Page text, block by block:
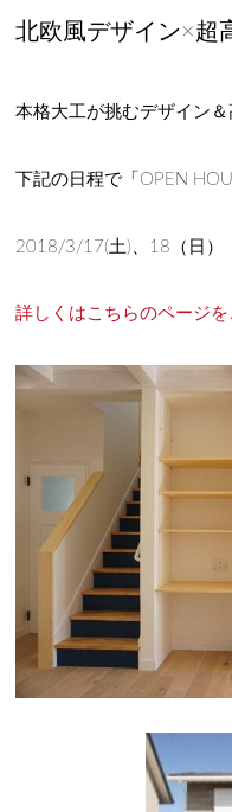
北欧風デザイン×超
本格大工が挑むデザイン
下記の日程で「OPEN
2018/3/17(土)、18（日
詳しくはこちらのページ